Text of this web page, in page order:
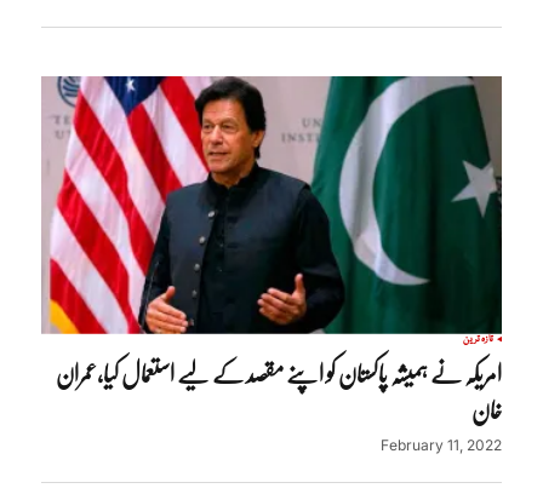
تازہ ترین
امریکہ نے ہمیشہ پاکستان کو اپنے مقصد کے لیے استعمال کیا،عمران
خان
February 11, 2022